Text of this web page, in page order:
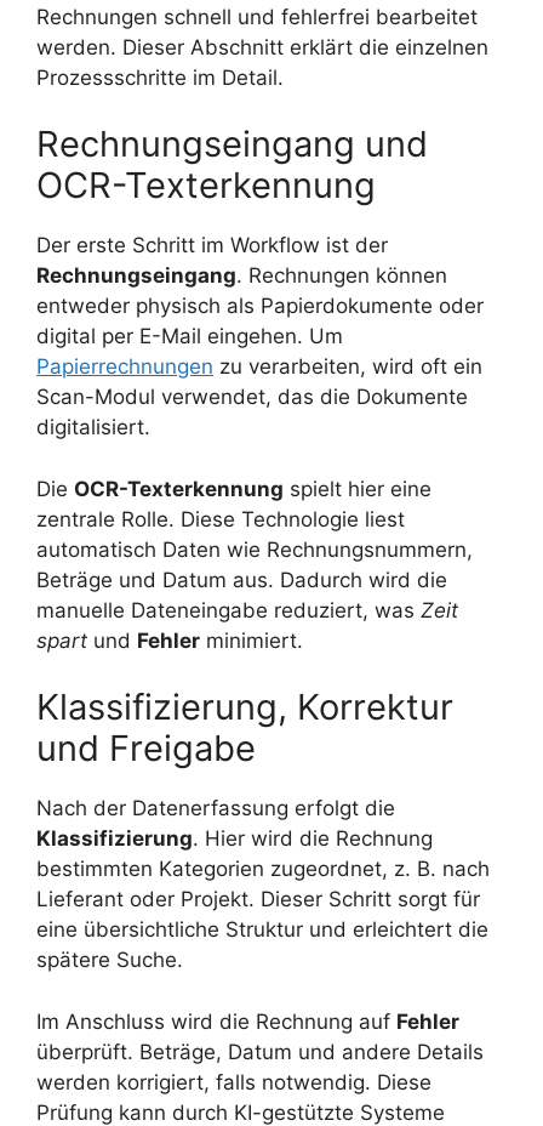
Rechnungen schnell und fehlerfrei bearbeitet
werden. Dieser Abschnitt erklärt die einzelnen
Prozessschritte im Detail.
Rechnungseingang und
OCR-Texterkennung
Der erste Schritt im Workflow ist der
Rechnungseingang. Rechnungen können
entweder physisch als Papierdokumente oder
digital per E-Mail eingehen. Um
Papierrechnungen zu verarbeiten, wird oft ein
Scan-Modul verwendet, das die Dokumente
digitalisiert.
Die OCR-Texterkennung spielt hier eine
zentrale Rolle. Diese Technologie liest
automatisch Daten wie Rechnungsnummern,
Beträge und Datum aus. Dadurch wird die
manuelle Dateneingabe reduziert, was Zeit
spart und Fehler minimiert.
Klassifizierung, Korrektur
und Freigabe
Nach der Datenerfassung erfolgt die
Klassifizierung. Hier wird die Rechnung
bestimmten Kategorien zugeordnet, z. B. nach
Lieferant oder Projekt. Dieser Schritt sorgt für
eine übersichtliche Struktur und erleichtert die
spätere Suche.
Im Anschluss wird die Rechnung auf Fehler
überprüft. Beträge, Datum und andere Details
werden korrigiert, falls notwendig. Diese
Prüfung kann durch KI-gestützte Systeme